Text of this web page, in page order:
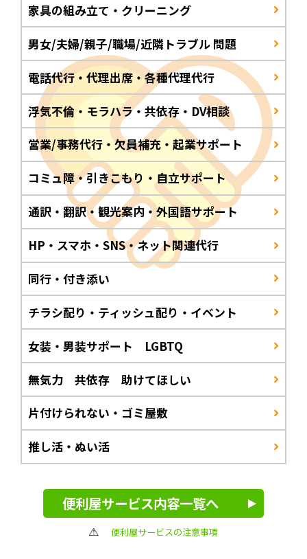
家具の組み立て・クリーニング
男女/夫婦/親子/職場/近隣トラブル 問題
電話代行・代理出席・各種代理代行
浮気不倫・モラハラ・共依存・DV相談
営業/事務代行・欠員補充・起業サポート
コミュ障・引きこもり・自立サポート
通訳・翻訳・観光案内・外国語サポート
HP・スマホ・SNS・ネット関連代行
同行・付き添い
チラシ配り・ティッシュ配り・イベント
女装・男装サポート LGBTQ
無気力 共依存 助けてほしい
片付けられない・ゴミ屋敷
推し活・ぬい活
便利屋サービス内容一覧へ
便利屋サービスの注意事項